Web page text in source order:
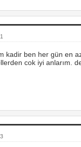
kadir ben her gün en
cok iyi anlarım.